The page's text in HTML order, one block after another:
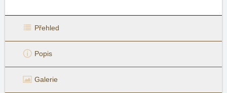
Přehled
Popis
Galerie